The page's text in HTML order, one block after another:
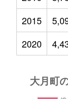
2015
2020